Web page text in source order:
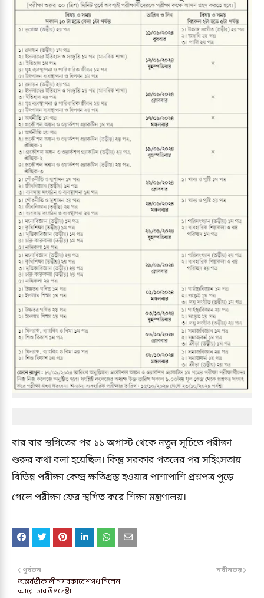
বার বার স্থগিতের পর ১১ অগাস্ট থেকে নতুন সূচিতে পরীক্ষা
শুরুর কথা বলা হয়েছিল। কিন্তু সরকার পতনের পর সহিংসতায়
বিভিন্ন পরীক্ষা কেন্দ্র ক্ষতিগ্রস্ত হওয়ার পাশাপাশি প্রশ্নপত্র পুড়ে
গেলে পরীক্ষা ফের স্থগিত করে শিক্ষা মন্ত্রণালয়।
নবীনতর
পূর্বতন
অন্তর্বর্তীকালীন সরকারে শপথ নিলেন
আরো চার উপদেষ্টা